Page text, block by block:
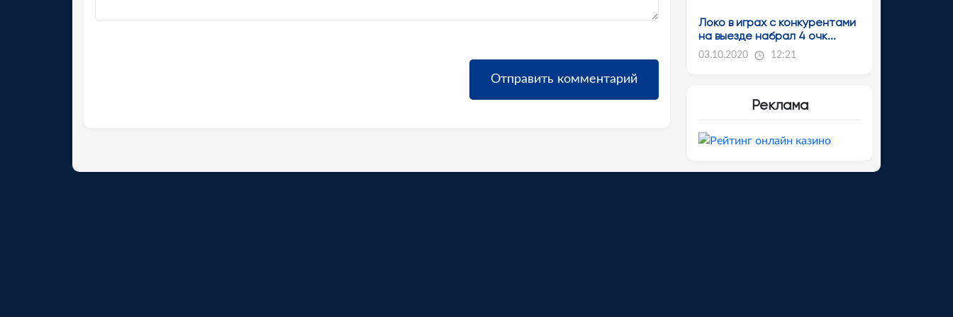
Локо в играх с конкурентами
на выезде набрал 4 очк...
03.10.2020 12:21
Реклама